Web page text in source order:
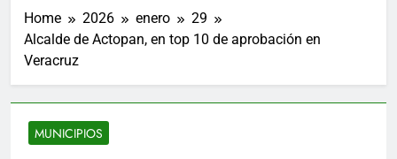
Home 2026 enero
29
Alcalde de Actopan, en top 10 de aprobación en
Veracruz
MUNICIPIOS